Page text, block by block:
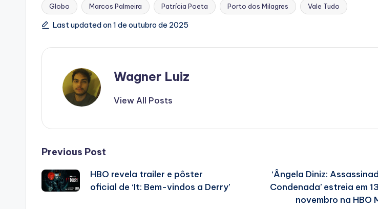
Tags:
Globo Marcos Palmeira Patrícia Poeta Porto dos Milagres Vale Tudo
Last updated on 1 de outubro de 2025
Wagner Luiz
View All Posts
Post
navigation
Previous Post
HBO revela trailer e pôster
oficial de ‘It: Bem-vindos a Derry’
‘Ângela Diniz:
Condenada’ estreia em
novembro na HBO